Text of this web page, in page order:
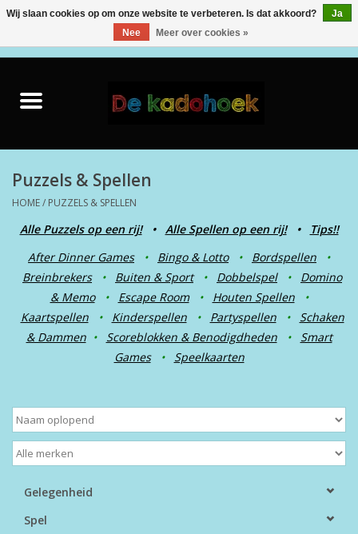
Speelgoed
Creatief
Back to School
Puzzels & Spellen
Wannahaves
Puzzels & Spellen
HOME/ PUZZELS & SPELLEN
Alle Puzzels op een rij!• Alle Spellen op een rij!•
Tips!!
After Dinner Games
• Bingo & Lotto • Bordspellen
•
Breinbrekers
• Buiten & Sport • Dobbelspel •
Domino
& Memo
• Escape Room • Houten Spellen
•
Kaartspellen
• Kinderspellen • Partyspellen •
Schaken
& Dammen • Scoreblokken & Benodigdheden •
Smart
Games
• Speelkaarten
Gelegenheid
Spel
Wij slaan cookies op om onze website te verbeteren. Is dat akkoord?
Ja
Nee
Meer over cookies »